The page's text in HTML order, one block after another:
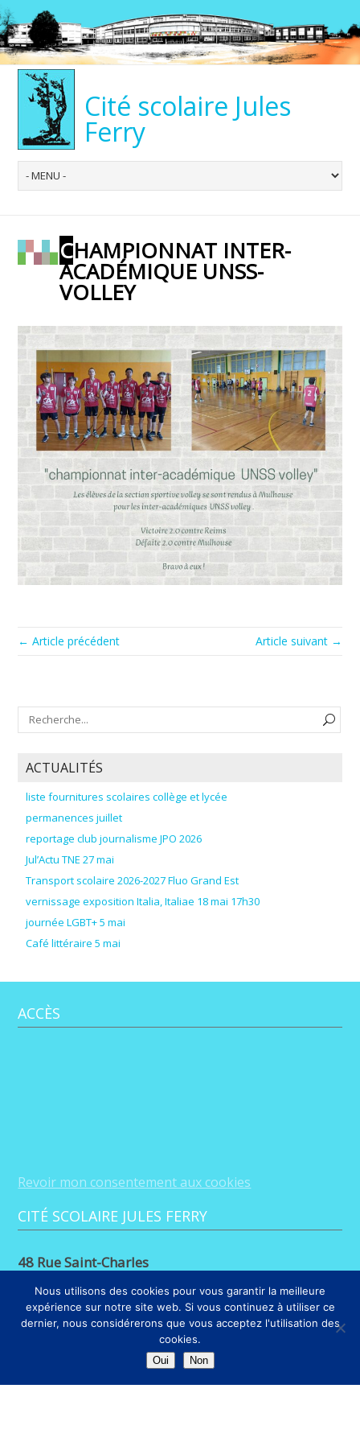
Cité scolaire Jules
Ferry
CHAMPIONNAT INTER-
ACADÉMIQUE UNSS-
VOLLEY
← Article précédent Article suivant →
ACTUALITÉS
liste fournitures scolaires collège et lycée
permanences juillet
reportage club journalisme JPO 2026
Jul’Actu TNE 27 mai
Transport scolaire 2026-2027 Fluo Grand Est
vernissage exposition Italia, Italiae 18 mai 17h30
journée LGBT+ 5 mai
Café littéraire 5 mai
ACCÈS
Revoir mon consentement aux cookies
CITÉ SCOLAIRE JULES FERRY
48 Rue Saint-Charles
03 29 56 26 68
Nous utilisons des cookies pour vous garantir la meilleure
expérience sur notre site web. Si vous continuez à utiliser ce
dernier, nous considérerons que vous acceptez l'utilisation des
cookies.
Oui Non